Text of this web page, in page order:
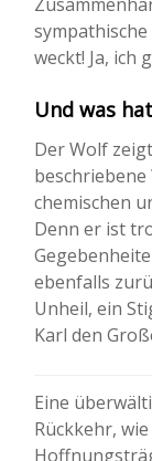
weckt! Ja, ich
Und was
Der Wolf
chemischen
Denn er ist
ebenfalls
Unheil, ein
Karl den
Eine
Rückkehr,